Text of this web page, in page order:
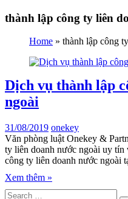
thành lập công ty liên
Home » thành lập công
Dịch vụ thành lập
ngoài
31/08/2019 onekey
Văn phòng luật Onekey &
ty liên doanh nước ngoài uy
công ty liên doanh nước ngoài
Xem thêm »